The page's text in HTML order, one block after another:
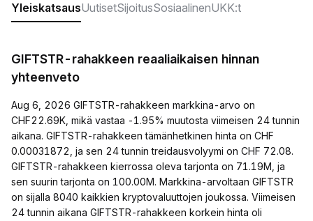
YleiskatsausUutisetSijoitusSosiaalinenUKK:t
GIFTSTR-rahakkeen reaaliaikaisen hinnan
yhteenveto
Aug 6, 2026 GIFTSTR-rahakkeen markkina-arvo on
CHF22.69K, mikä vastaa -1.95% muutosta viimeisen 24 tunnin
aikana. GIFTSTR-rahakkeen tämänhetkinen hinta on CHF
0.00031872, ja sen 24 tunnin treidausvolyymi on CHF 72.08.
GIFTSTR-rahakkeen kierrossa oleva tarjonta on 71.19M, ja
sen suurin tarjonta on 100.00M. Markkina-arvoltaan GIFTSTR
on sijalla 8040 kaikkien kryptovaluuttojen joukossa. Viimeisen
24 tunnin aikana GIFTSTR-rahakkeen korkein hinta oli